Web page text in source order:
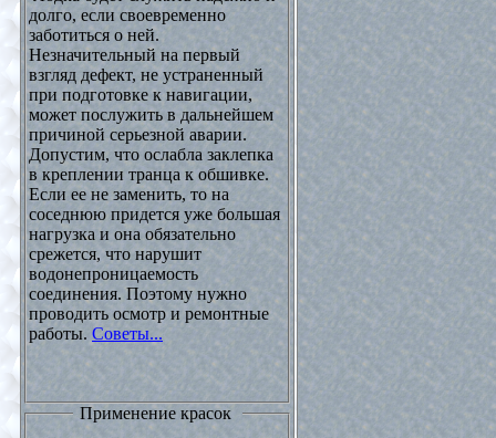
долго, если своевременно
заботиться о ней.
Незначительный на первый
взгляд дефект, не устраненный
при подготовке к навигации,
может послужить в дальнейшем
причиной серьезной аварии.
Допустим, что ослабла заклепка
в креплении транца к обшивке.
Если ее не заменить, то на
соседнюю придется уже большая
нагрузка и она обязательно
срежется, что нарушит
водонепроницаемость
соединения. Поэтому нужно
проводить осмотр и ремонтные
работы. Советы...
Применение красок